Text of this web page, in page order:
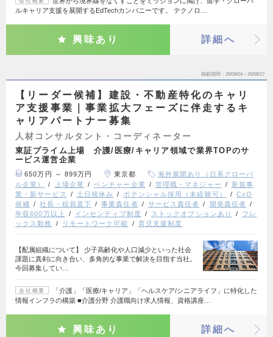
ルキャリア支援を展開するEdTechカンパニーです。 テクノロ…
興味あり 詳細へ
掲載期間 26/08/04～26/08/17
【リーダー候補】建設・不動産特化のキャリ
ア支援事業｜事業拡大フェーズに伴走するキ
ャリアパートナー募集
人材コンサルタント・コーディネーター
東証プライム上場 介護/医療/キャリア領域で業界TOPのサ
ービス運営企業
650万円 ～ 899万円 東京都
海外展開あり（日系グローバ
ル企業）
上場企業 ベンチャー企業 管理職・マネジャー
新規事
業・新サービス
土日祝休み ポテンシャル採用（未経験可）
CxO
候補
社長・役員直下 事業責任者 サービス責任者
開発責任者
年収600万以上
インセンティブ制度 ストックオプションあり
フレ
ックス勤務
リモートワーク可能 育児支援制度
【配属組織について】 少子高齢化や人口減少といった社会
課題に真剣に向き合い、多角的な事業で解決を目指す当社。
今回募集してい…
会社概要
「介護」「医療/キャリア」「ヘルスケア/シニアライフ」に特化した
情報インフラの構築 ■介護分野 介護職向け求人情報、資格講座…
興味あり 詳細へ